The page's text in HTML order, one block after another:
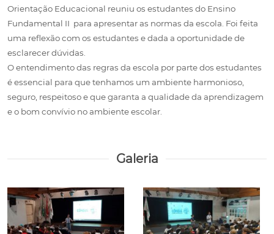
Orientação Educacional reuniu os estudantes do Ensino
Fundamental II para apresentar as normas da escola. Foi feita
uma reflexão com os estudantes e dada a oportunidade de
esclarecer dúvidas.
O entendimento das regras da escola por parte dos estudantes
é essencial para que tenhamos um ambiente harmonioso,
seguro, respeitoso e que garanta a qualidade da aprendizagem
e o bom convívio no ambiente escolar.
Galeria